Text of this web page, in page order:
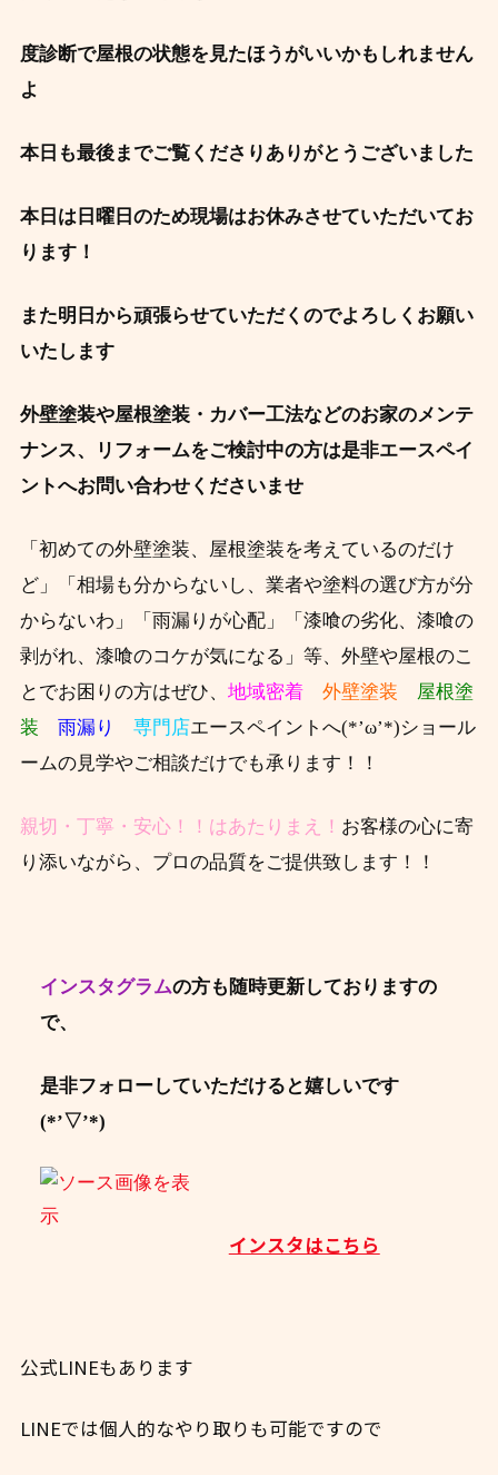
度診断で屋根の状態を見たほうがいいかもしれません
よ
本日も最後までご覧くださりありがとうございました ️
本日は日曜日のため現場はお休みさせていただいてお
ります！
また明日から頑張らせていただくのでよろしくお願い
いたします
外壁塗装や屋根塗装・カバー工法などのお家のメンテ
ナンス、リフォームをご検討中の方は是非エースペイ
ントへお問い合わせくださいませ
「初めての外壁塗装、屋根塗装を考えているのだけ
ど」「相場も分からないし、業者や塗料の選び方が分
からないわ」「雨漏りが心配」「漆喰の劣化、漆喰の
剥がれ、漆喰のコケが気になる」等、外壁や屋根のこ
とでお困りの方はぜひ、 地域密着 外壁塗装
屋根塗
装 雨漏り 専門店エースペイントへ(*’ω’*)ショール
ームの見学やご相談だけでも承ります！！
親切・丁寧・安心！！はあたりまえ！ お客様の心に寄
り添いながら、プロの品質をご提供致します！！
インスタグラムの方も随時更新しておりますの
で、
是非フォローしていただけると嬉しいです
(*’▽’*)
インスタはこちら
公式LINEもあります
LINEでは個人的なやり取りも可能ですので